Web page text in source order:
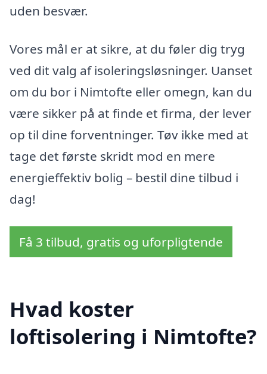
uden besvær.
Vores mål er at sikre, at du føler dig tryg
ved dit valg af isoleringsløsninger. Uanset
om du bor i Nimtofte eller omegn, kan du
være sikker på at finde et firma, der lever
op til dine forventninger. Tøv ikke med at
tage det første skridt mod en mere
energieffektiv bolig – bestil dine tilbud i
dag!
Få 3 tilbud, gratis og uforpligtende
Hvad koster
loftisolering i Nimtofte?